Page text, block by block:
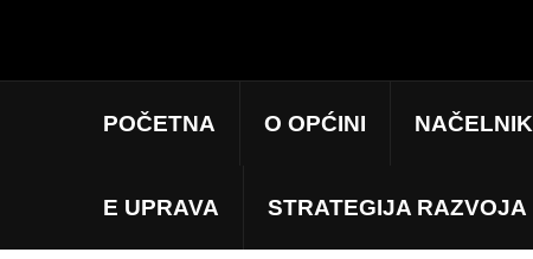
POČETNA O OPĆINI NAČELNIK
E UPRAVA STRATEGIJA RAZVOJA